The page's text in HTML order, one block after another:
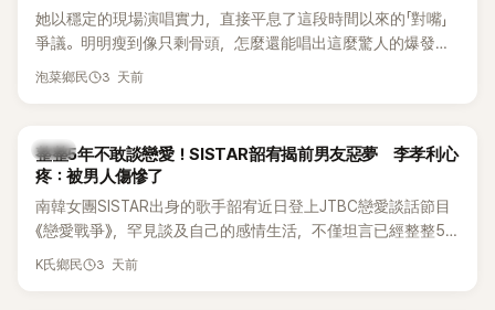
她以穩定的現場演唱實力，直接平息了這段時間以來的「對嘴」
爭議。明明瘦到像只剩骨頭，怎麼還能唱出這麼驚人的爆發力
和音量？
泡菜鄉民 3 天前
韓星
整整5年不敢談戀愛！SISTAR韶宥揭前男友惡夢 李孝利心
疼：被男人傷慘了
南韓女團SISTAR出身的歌手韶宥近日登上JTBC戀愛談話節目
《戀愛戰爭》，罕見談及自己的感情生活，不僅坦言已經整整5
年沒有談戀愛，更首度透露空窗至今的原因，全與上一段戀情
K氏鄉民 3 天前